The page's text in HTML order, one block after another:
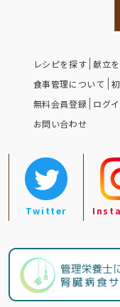
レシピを探す 献立
食事管理について
無料会員登録 ログ
お問い合わせ
Twitter